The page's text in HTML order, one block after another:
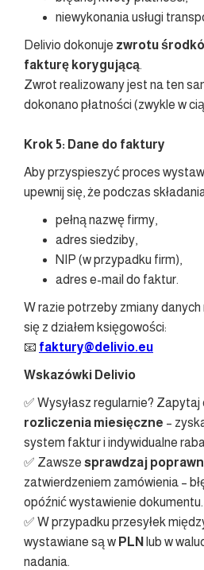
niewykonania usługi
Delivio dokonuje zwrotu
fakturę korygującą.
Zwrot realizowany jest na ten
dokonano płatności (zwykle w
Krok 5: Dane do faktury
Aby przyspieszyć proces
upewnij się, że podczas
pełną nazwę firmy,
adres siedziby,
NIP (w przypadku firm),
adres e-mail do faktur.
W razie potrzeby zmiany
się z działem księgowości:
📧 faktury@delivio.eu
Wskazówki Delivio
✅ Wysyłasz regularnie? Zapytaj
rozliczenia miesięczne –
system faktur i indywidualne
✅ Zawsze sprawdzaj
zatwierdzeniem zamówienia –
opóźnić wystawienie dokumentu.
✅ W przypadku przesyłek
wystawiane są w PLN lub w
nadania.